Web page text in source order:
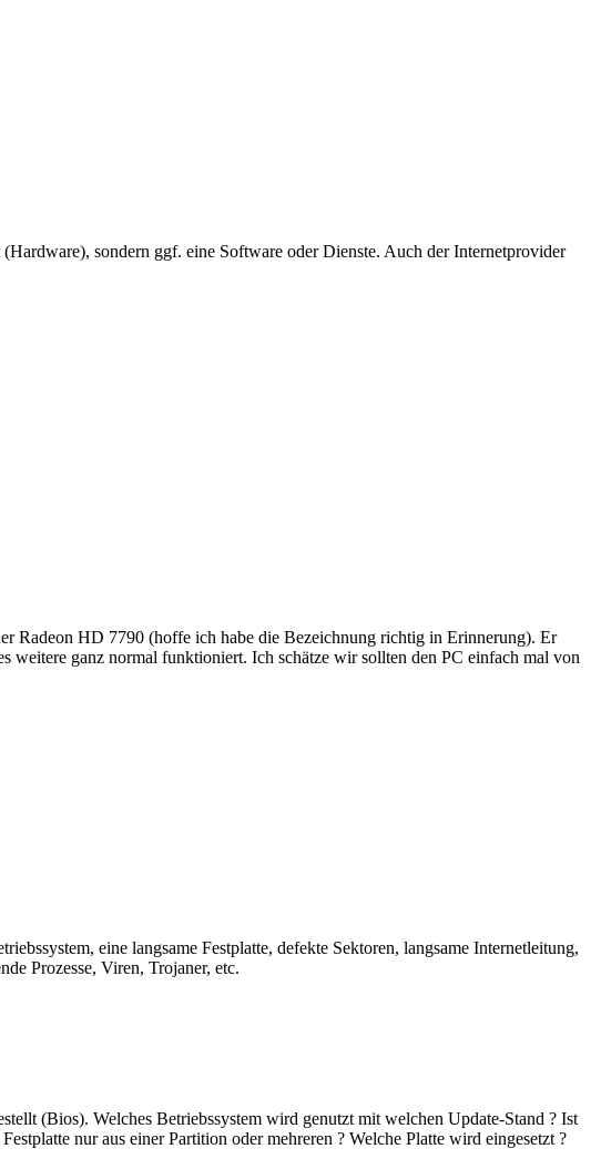
sondern ggf. eine Software oder Dienste. Auch der Internetprovider
Radeon HD 7790 (hoffe ich habe die Bezeichnung richtig in Erinnerung). Er
weitere ganz normal funktioniert. Ich schätze wir sollten den PC einfach mal von
eine langsame Festplatte, defekte Sektoren, langsame Internetleitung,
Prozesse, Viren, Trojaner, etc.
(Bios). Welches Betriebssystem wird genutzt mit welchen Update-Stand ? Ist
nur aus einer Partition oder mehreren ? Welche Platte wird eingesetzt ?